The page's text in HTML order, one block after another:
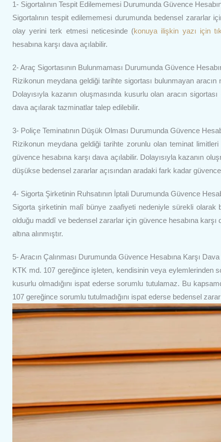
1- Sigortalının Tespit Edilememesi Durumunda Güvence
Sigortalının tespit edilememesi durumunda bedensel zararlar
olay yerini terk etmesi neticesinde (konuya ilişkin yazı için
hesabına karşı dava açılabilir.
2- Araç Sigortasının Bulunmaması Durumunda Güvence
Rizikonun meydana geldiği tarihte sigortası bulunmayan
Dolayısıyla kazanın oluşmasında kusurlu olan aracın sigortası
dava açılarak tazminatlar talep edilebilir.
3- Poliçe Teminatının Düşük Olması Durumunda Güvence
Rizikonun meydana geldiği tarihte zorunlu olan teminat
güvence hesabına karşı dava açılabilir. Dolayısıyla kazanın
düşükse bedensel zararlar açısından aradaki fark kadar
4- Sigorta Şirketinin Ruhsatının İptali Durumunda Güvence
Sigorta şirketinin malî bünye zaafiyeti nedeniyle sürekli olarak
olduğu maddî ve bedensel zararlar için güvence hesabına
altına alınmıştır.
5- Aracın Çalınması Durumunda Güvence Hesabına Karşı Dava
KTK md. 107 gereğince işleten, kendisinin veya eylemlerinden
kusurlu olmadığını ispat ederse sorumlu tutulamaz. Bu
107 gereğince sorumlu tutulmadığını ispat ederse bedensel